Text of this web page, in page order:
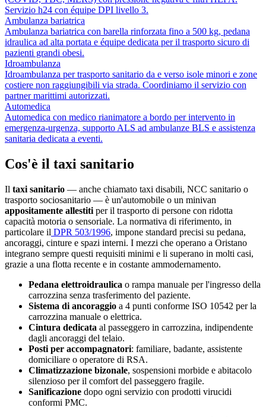
Servizio h24 con équipe DPI livello 3.
Ambulanza bariatrica
Ambulanza bariatrica con barella rinforzata fino a 500 kg, pedana
idraulica ad alta portata e équipe dedicata per il trasporto sicuro di
pazienti grandi obesi.
Idroambulanza
Idroambulanza per trasporto sanitario da e verso isole minori e zone
costiere non raggiungibili via strada. Coordiniamo il servizio con
partner marittimi autorizzati.
Automedica
Automedica con medico rianimatore a bordo per intervento in
emergenza-urgenza, supporto ALS ad ambulanze BLS e assistenza
sanitaria dedicata a eventi.
Cos'è il taxi sanitario
Il taxi sanitario — anche chiamato taxi disabili, NCC sanitario o
trasporto sociosanitario — è un'automobile o un minivan
appositamente allestiti per il trasporto di persone con ridotta
capacità motoria o sensoriale. La normativa di riferimento, in
particolare il DPR 503/1996, impone standard precisi su pedana,
ancoraggi, cinture e spazi interni. I mezzi che operano a Oristano
integrano sempre questi requisiti minimi e li superano in molti casi,
grazie a una flotta recente e in costante ammodernamento.
Pedana elettroidraulica o rampa manuale per l'ingresso della
carrozzina senza trasferimento del paziente.
Sistema di ancoraggio a 4 punti conforme ISO 10542 per la
carrozzina manuale o elettrica.
Cintura dedicata al passeggero in carrozzina, indipendente
dagli ancoraggi del telaio.
Posti per accompagnatori: familiare, badante, assistente
domiciliare o operatore di RSA.
Climatizzazione bizonale, sospensioni morbide e abitacolo
silenzioso per il comfort del passeggero fragile.
Sanificazione dopo ogni servizio con prodotti virucidi
conformi PMC.